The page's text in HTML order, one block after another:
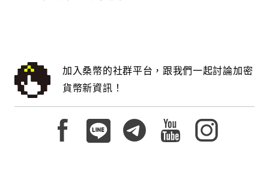
加入桑幣的社群平台，跟我們一起討論加密
貨幣新資訊！